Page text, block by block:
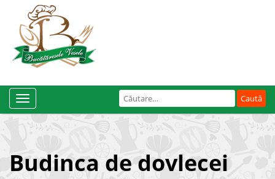
Caută
după:
Toggle
Navigation
Budinca de dovlecei